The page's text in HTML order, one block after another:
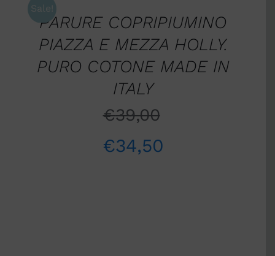
Sale!
/
DETTAGLIPARURE COPRIPIUMINO
PIAZZA E MEZZA HOLLY.
PURO COTONE MADE IN
ITALY
€39,00
€34,50